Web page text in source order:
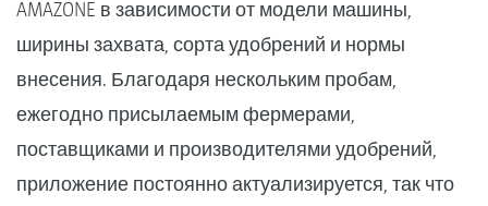
AMAZONE в зависимости от модели машины,
ширины захвата, сорта удобрений и нормы
внесения. Благодаря нескольким пробам,
ежегодно присылаемым фермерами,
поставщиками и производителями удобрений,
приложение постоянно актуализируется, так что